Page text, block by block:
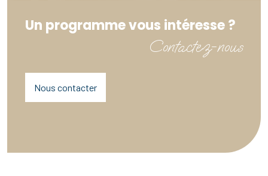
Un programme vous intéresse ?
Contactez-nous
Nous contacter